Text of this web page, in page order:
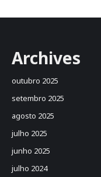
Archives
outubro 2025
setembro 2025
agosto 2025
julho 2025
junho 2025
julho 2024